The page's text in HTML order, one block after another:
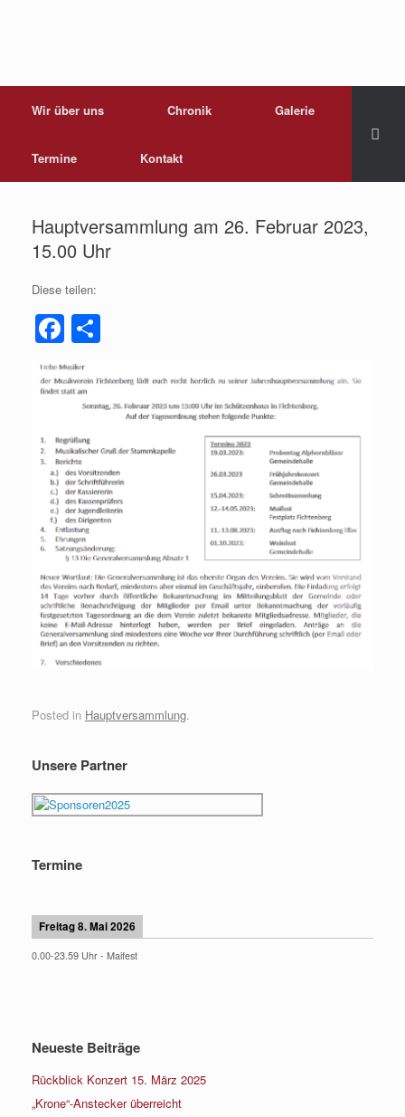
Wir über uns Chronik Galerie
Termine Kontakt
Hauptversammlung am 26. Februar 2023,
15.00 Uhr
Diese teilen:
F
a
c
b
o
o
k
e
n
Posted in Hauptversammlung.
Unsere Partner
Termine
Freitag 8. Mai 2026
0.00-23.59 Uhr - Maifest
Neueste Beiträge
Rückblick Konzert 15. März 2025
„Krone“-Anstecker überreicht